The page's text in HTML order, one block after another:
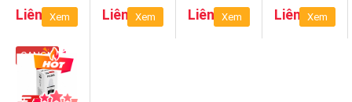
781 BK
(Black)
Liên hệ
Xem
781 C
(Cyan)
Liên hệ
Xem
781 M
(Magenta)
Liên hệ
Xem
781 Y
(Yellow)
Liên hệ
Xem
CANON